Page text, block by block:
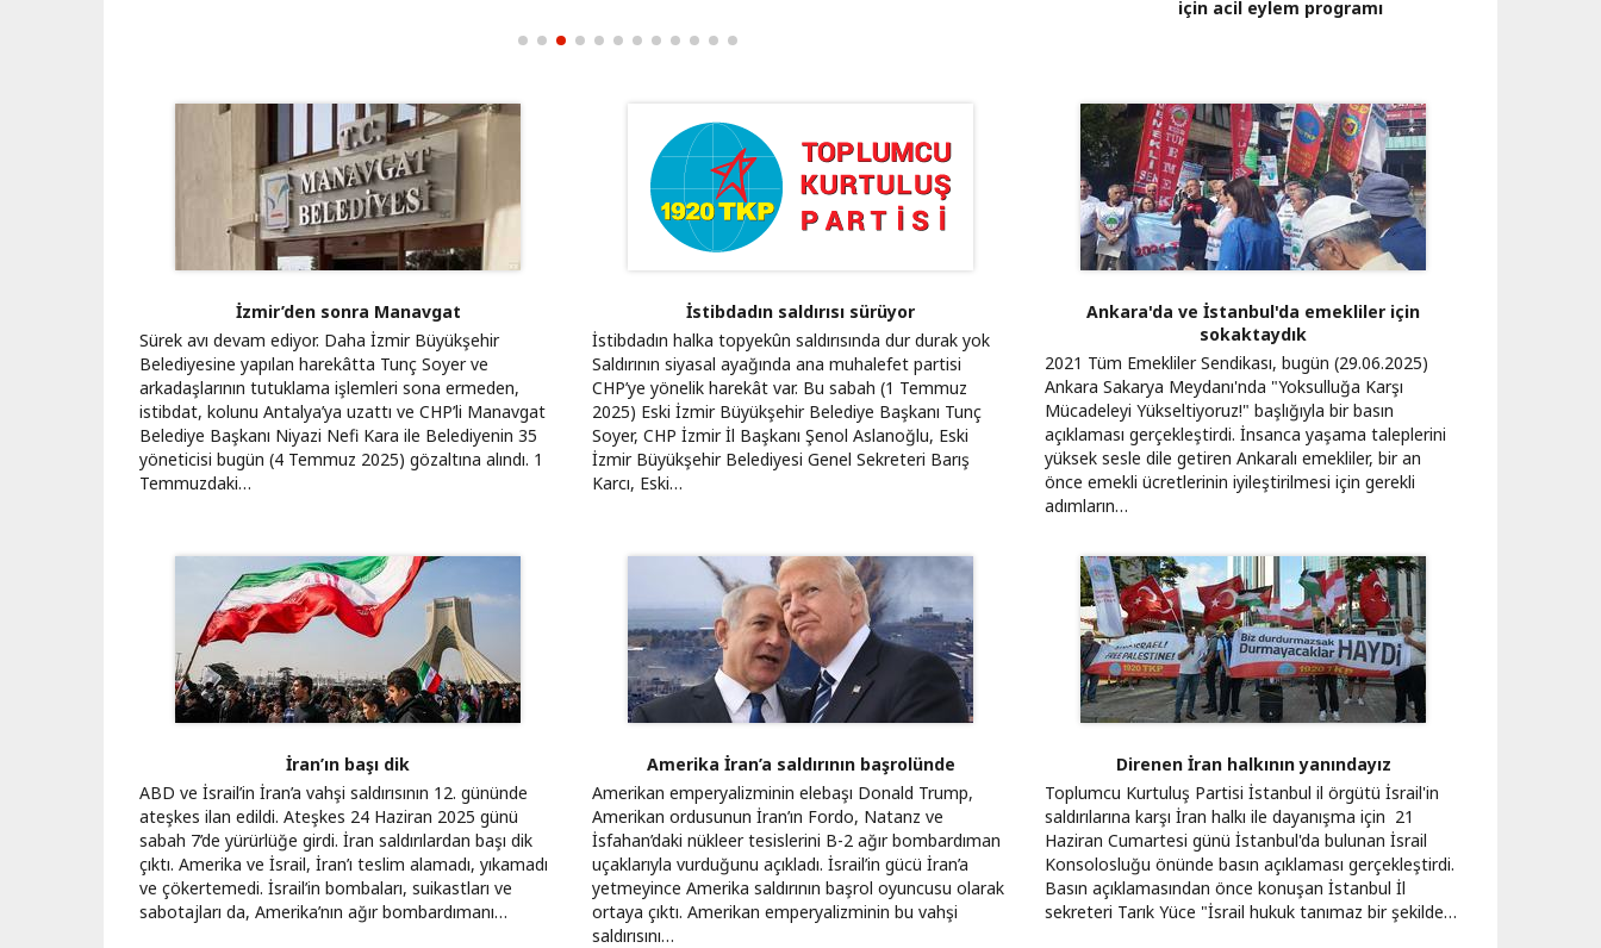
için acil eylem programı
İzmir’den sonra Manavgat
Sürek avı devam ediyor. Daha İzmir Büyükşehir
Belediyesine yapılan harekâtta Tunç Soyer ve
arkadaşlarının tutuklama işlemleri sona ermeden,
istibdat, kolunu Antalya’ya uzattı ve CHP’li Manavgat
Belediye Başkanı Niyazi Nefi Kara ile Belediyenin 35
yöneticisi bugün (4 Temmuz 2025) gözaltına alındı. 1
Temmuzdaki…
İstibdadın saldırısı sürüyor
İstibdadın halka topyekûn saldırısında dur durak yok
Saldırının siyasal ayağında ana muhalefet partisi
CHP’ye yönelik harekât var. Bu sabah (1 Temmuz
2025) Eski İzmir Büyükşehir Belediye Başkanı Tunç
Soyer, CHP İzmir İl Başkanı Şenol Aslanoğlu, Eski
İzmir Büyükşehir Belediyesi Genel Sekreteri Barış
Karcı, Eski…
Ankara'da ve İstanbul'da emekliler için
sokaktaydık
2021 Tüm Emekliler Sendikası, bugün (29.06.2025)
Ankara Sakarya Meydanı'nda "Yoksulluğa Karşı
Mücadeleyi Yükseltiyoruz!" başlığıyla bir basın
açıklaması gerçekleştirdi. İnsanca yaşama taleplerini
yüksek sesle dile getiren Ankaralı emekliler, bir an
önce emekli ücretlerinin iyileştirilmesi için gerekli
adımların…
İran’ın başı dik
ABD ve İsrail’in İran’a vahşi saldırısının 12. gününde
ateşkes ilan edildi. Ateşkes 24 Haziran 2025 günü
sabah 7’de yürürlüğe girdi. İran saldırılardan başı dik
çıktı. Amerika ve İsrail, İran’ı teslim alamadı, yıkamadı
ve çökertemedi. İsrail’in bombaları, suikastları ve
sabotajları da, Amerika’nın ağır bombardımanı…
Amerika İran’a saldırının başrolünde
Amerikan emperyalizminin elebaşı Donald Trump,
Amerikan ordusunun İran’ın Fordo, Natanz ve
İsfahan’daki nükleer tesislerini B-2 ağır bombardıman
uçaklarıyla vurduğunu açıkladı. İsrail’in gücü İran’a
yetmeyince Amerika saldırının başrol oyuncusu olarak
ortaya çıktı. Amerikan emperyalizminin bu vahşi
saldırısını…
Direnen İran halkının yanındayız
Toplumcu Kurtuluş Partisi İstanbul il örgütü İsrail'in
saldırılarına karşı İran halkı ile dayanışma için 21
Haziran Cumartesi günü İstanbul'da bulunan İsrail
Konsolosluğu önünde basın açıklaması gerçekleştirdi.
Basın açıklamasından önce konuşan İstanbul İl
sekreteri Tarık Yüce "İsrail hukuk tanımaz bir şekilde…